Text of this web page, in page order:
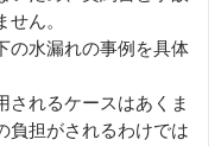
ん。
の水漏れの事例を具体
されるケースはあくま
負担がされるわけでは